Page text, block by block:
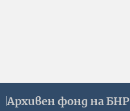
Архивен фонд на БНР